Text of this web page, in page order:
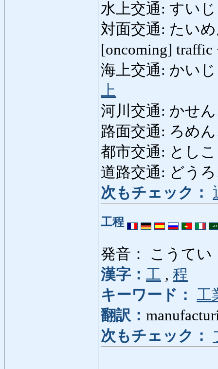
水上交通: すい
対面交通: たい
[oncoming]
海上交通: かい
上
河川交通: かせ
路面交通: ろめ
都市交通: とし
道路交通: どう
次もチェック：
工程
発音： こうてい
漢字： 工 , 程
キーワード： 工
翻訳：
次もチェック：